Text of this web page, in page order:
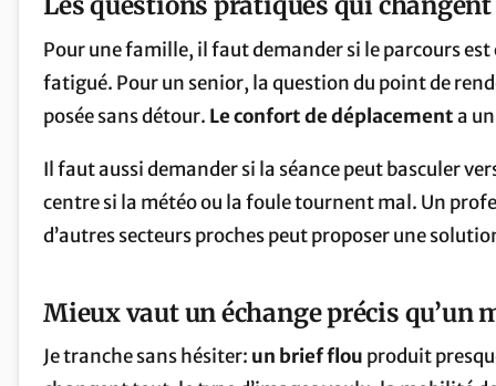
Pour une famille, il faut demander si le parcours
fatigué. Pour un senior, la question du point de
posée sans détour. Le confort de déplacementa
Il faut aussi demander si la séance peut basculer
centre si la météo ou la foule tournent mal. Un
d’autres secteurs proches peut proposer une
Mieux vaut un échange précis qu’un
Je tranche sans hésiter: un brief flou produit